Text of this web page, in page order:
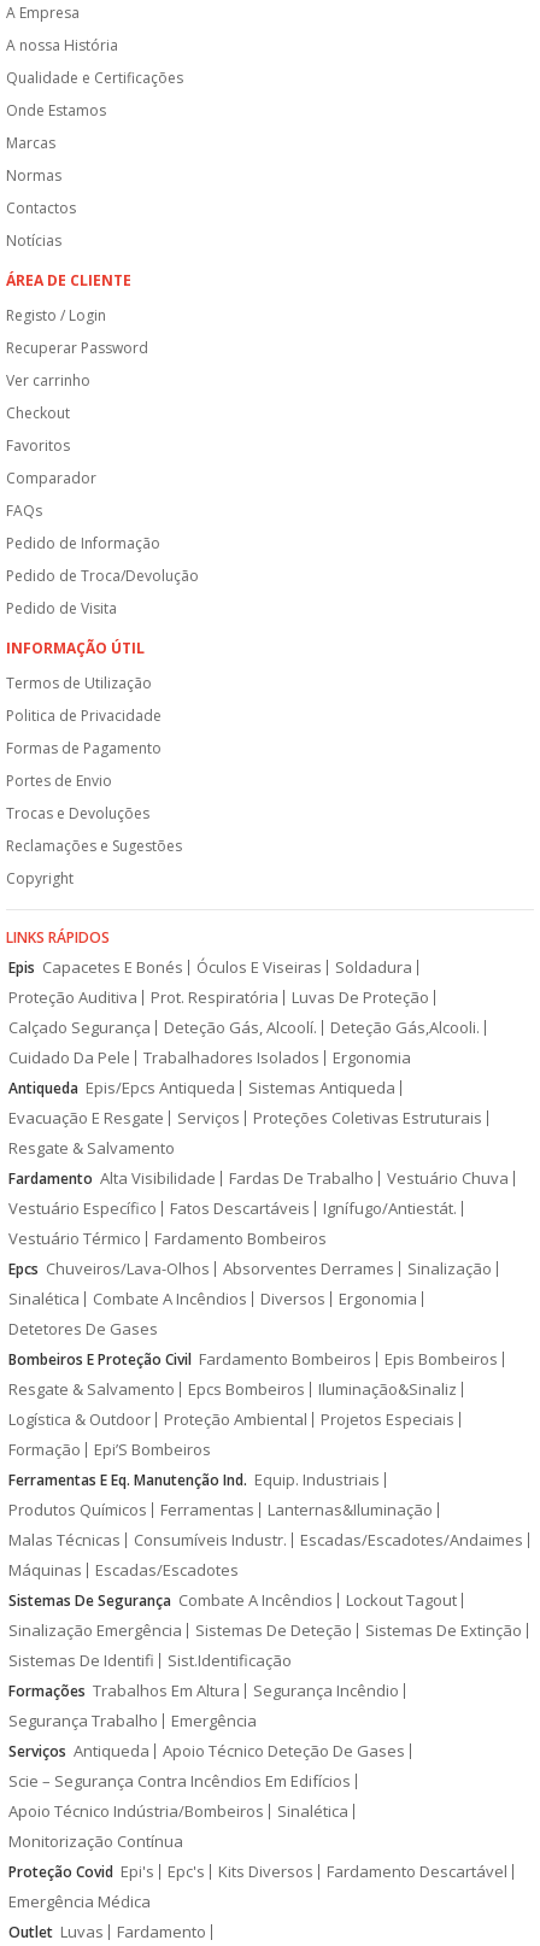
A Empresa
A nossa História
Qualidade e Certificações
Onde Estamos
Marcas
Normas
Contactos
Notícias
ÁREA DE CLIENTE
Registo / Login
Recuperar Password
Ver carrinho
Checkout
Favoritos
Comparador
FAQs
Pedido de Informação
Pedido de Troca/Devolução
Pedido de Visita
INFORMAÇÃO ÚTIL
Termos de Utilização
Politica de Privacidade
Formas de Pagamento
Portes de Envio
Trocas e Devoluções
Reclamações e Sugestões
Copyright
LINKS RÁPIDOS
Epis Capacetes E Bonés Óculos E Viseiras
Soldadura
Proteção Auditiva
Prot. Respiratória
Luvas De Proteção
Calçado Segurança
Deteção Gás, Alcoolí.
Deteção Gás,Alcooli.
Cuidado Da Pele
Trabalhadores Isolados Ergonomia
Antiqueda Epis/Epcs Antiqueda
Sistemas Antiqueda
Evacuação E Resgate
Serviços
Proteções Coletivas Estruturais
Resgate & Salvamento
Fardamento Alta Visibilidade Fardas De Trabalho
Vestuário Chuva
Vestuário Específico
Fatos Descartáveis
Ignífugo/Antiestát.
Vestuário Térmico
Fardamento Bombeiros
Epcs Chuveiros/Lava-Olhos Absorventes Derrames
Sinalização
Sinalética
Combate A Incêndios Diversos
Ergonomia
Detetores De Gases
Bombeiros E Proteção Civil Fardamento Bombeiros
Epis Bombeiros
Resgate & Salvamento
Epcs Bombeiros
Iluminação&Sinaliz
Logística & Outdoor
Proteção Ambiental
Projetos Especiais
Formação
Epi’S Bombeiros
Ferramentas E Eq. Manutenção Ind. Equip. Industriais
Produtos Químicos
Ferramentas
Lanternas&Iluminação
Malas Técnicas
Consumíveis Industr.
Escadas/Escadotes/Andaimes
Máquinas
Escadas/Escadotes
Sistemas De Segurança Combate A Incêndios
Lockout Tagout
Sinalização Emergência
Sistemas De Deteção
Sistemas De Extinção
Sistemas De Identifi
Sist.Identificação
Formações Trabalhos Em Altura
Segurança Incêndio
Segurança Trabalho
Emergência
Serviços Antiqueda
Apoio Técnico Deteção De Gases
Scie – Segurança Contra Incêndios Em Edifícios
Apoio Técnico Indústria/Bombeiros
Sinalética
Monitorização Contínua
Proteção Covid Epi's Epc's Kits Diversos
Fardamento Descartável
Emergência Médica
Outlet Luvas Fardamento